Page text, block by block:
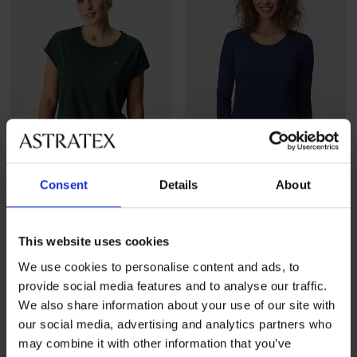
Consent Details About
This website uses cookies
We use cookies to personalise content and ads, to
provide social media features and to analyse our traffic.
We also share information about your use of our site with
our social media, advertising and analytics partners who
may combine it with other information that you’ve
-20 % GET20
ONLY Play Aubree sport póló
10 890 Ft
8 720 FtkódGET20
Kiárusítás -60%
-20 % GET20
2 920 FtkódGET20